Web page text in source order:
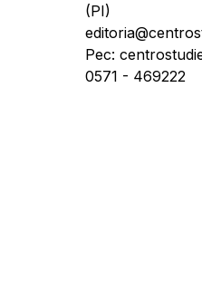
(PI)
Pec:
0571 - 469222